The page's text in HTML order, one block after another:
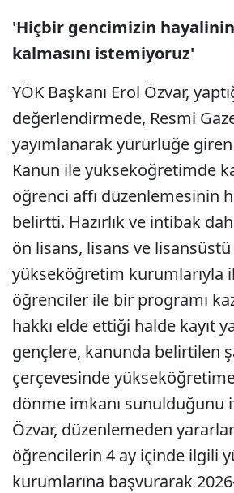
'Hiçbir gencimizin
kalmasını istemiyoruz'
YÖK Başkanı Erol Özvar,
değerlendirmede, Resmi
yayımlanarak yürürlüğe giren
Kanun ile yükseköğretimde
öğrenci affı düzenlemesinin
belirtti. Hazırlık ve intibak
ön lisans, lisans ve
yükseköğretim kurumlarıyla
öğrenciler ile bir programı
hakkı elde ettiği halde kayıt
gençlere, kanunda belirtilen
çerçevesinde
dönme imkanı sunulduğunu
Özvar, düzenlemeden
öğrencilerin 4 ay içinde ilgili
kurumlarına başvurarak